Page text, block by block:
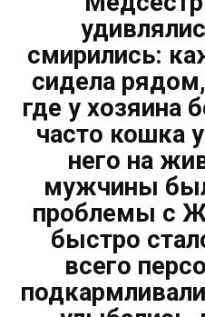
смирились:
сидела
где у хозяина
часто кошка
него на
мужчины
проблемы с
быстро
всего